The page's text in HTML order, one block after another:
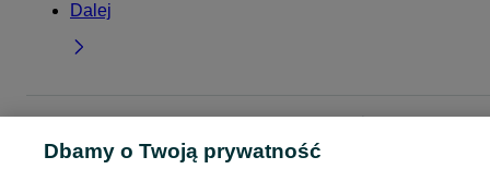
Dalej
Jaworzno
Dbamy o Twoją prywatność